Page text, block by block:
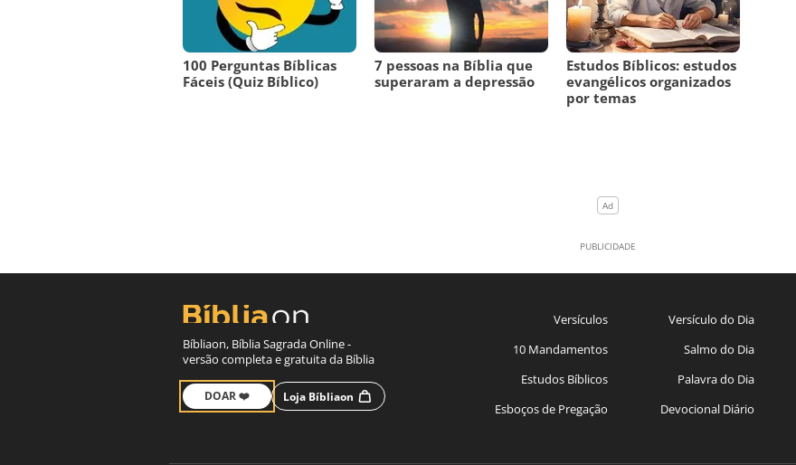
100 Perguntas Bíblicas
Fáceis (Quiz Bíblico)
7 pessoas na Bíblia que
superaram a depressão
Estudos Bíblicos: estudos
evangélicos organizados
por temas
Bíbliaon, Bíblia Sagrada Online -
versão completa e gratuita da Bíblia
DOAR ❤️ Loja Bíbliaon
Versículos
10 Mandamentos
Estudos Bíblicos
Esboços de Pregação
Versículo do Dia
Salmo do Dia
Palavra do Dia
Devocional Diário